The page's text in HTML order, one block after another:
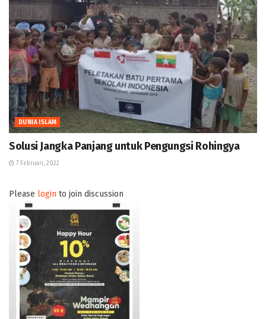
DUNIA ISLAM
Solusi Jangka Panjang untuk Pengungsi Rohingya
7 Februari, 2022
Please login to join discussion